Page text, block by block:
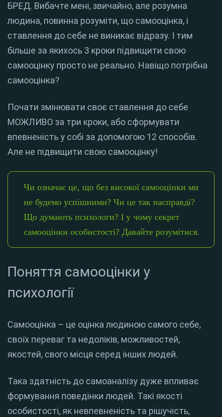
БРЕД. Вибачте мені, звичайно, але розумна
людина, повинна розуміти, що самооцінка, і
ставлення до себе не виникає відразу. І тим
більше за якихось 3 кроки підвищити свою
самооцінку просто не реально. Навіщо потрібна
самооцінка?
Почати змінювати своє ставлення до себе
МОЖЛИВО за три кроки, або сформувати
впевненість у собі за допомогою 12 способів.
Але не підвищити свою самооцінку!
Чи означає це, що без високої самооцінки ми
не будемо успішними? Чи це так насправді?
Що думають психологи? І у чому секрет
самооцінки особистості? Давайте розумітися.
Поняття самооцінки у
психології
Самооцінка – це оцінка людиною самого себе,
своїх переваг та недоліків, можливостей,
якостей, свого місця серед інших людей.
Така здатність до самоаналізу дуже впливає
формування поведінки людей. Такі якості
особистості, як невпевненість та рішучість,